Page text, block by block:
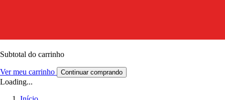
Subtotal do carrinho
Ver meu carrinho Continuar comprando
Loading...